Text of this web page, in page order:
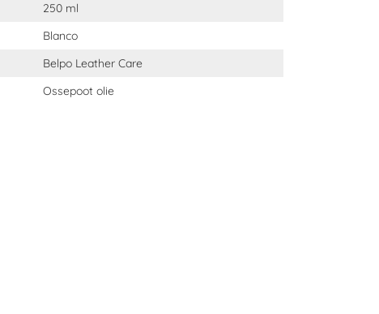
250 ml
Blanco
Belpo Leather Care
Ossepoot olie